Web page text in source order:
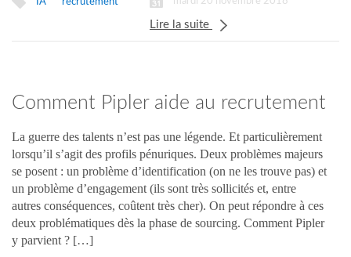
Lire la suite
Comment Pipler aide au recrutement
des profils pénuriques
La guerre des talents n’est pas une légende. Et particulièrement
lorsqu’il s’agit des profils pénuriques. Deux problèmes majeurs
se posent : un problème d’identification (on ne les trouve pas) et
un problème d’engagement (ils sont très sollicités et, entre
autres conséquences, coûtent très cher). On peut répondre à ces
deux problématiques dès la phase de sourcing. Comment Pipler
y parvient ? […]